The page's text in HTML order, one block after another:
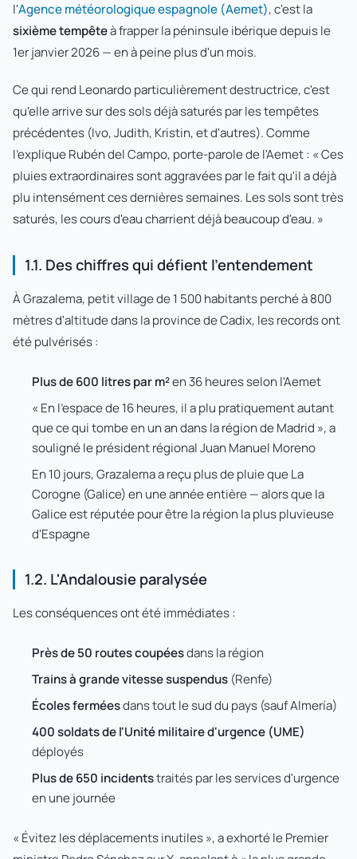
l'Agence météorologique espagnole (Aemet), c'est la
sixième tempêteà frapper la péninsule ibérique depuis le
1er janvier 2026 — en à peine plus d'un mois.
Ce qui rend Leonardo particulièrement destructrice, c'est
qu'elle arrive sur des sols déjà saturés par les tempêtes
précédentes (Ivo, Judith, Kristin, et d'autres). Comme
l'explique Rubén del Campo, porte-parole de l'Aemet : « Ces
pluies extraordinaires sont aggravées par le fait qu'il a déjà
plu intensément ces dernières semaines. Les sols sont très
saturés, les cours d'eau charrient déjà beaucoup d'eau. »
1.1. Des chiffres qui défient l'entendement
À Grazalema, petit village de 1 500 habitants perché à 800
mètres d'altitude dans la province de Cadix, les records ont
été pulvérisés :
Plus de 600 litres par m²en 36 heures selon l'Aemet
« En l'espace de 16 heures, il a plu pratiquement autant
que ce qui tombe en un an dans la région de Madrid », a
souligné le président régional Juan Manuel Moreno
En 10 jours, Grazalema a reçu plus de pluie que La
Corogne (Galice) en une année entière — alors que la
Galice est réputée pour être la région la plus pluvieuse
d'Espagne
1.2. L'Andalousie paralysée
Les conséquences ont été immédiates :
Près de 50 routes coupéesdans la région
Trains à grande vitesse suspendus (Renfe)
Écoles ferméesdans tout le sud du pays (sauf Almería)
400 soldats de l'Unité militaire d'urgence (UME)
déployés
Plus de 650 incidentstraités par les services d'urgence
en une journée
« Évitez les déplacements inutiles », a exhorté le Premier